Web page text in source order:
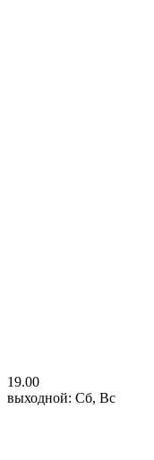
19.00
выходной: Сб, Вс